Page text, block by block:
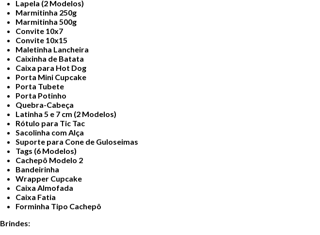
Lapela (2 Modelos)
Marmitinha 250g
Marmitinha 500g
Convite 10x7
Convite 10x15
Maletinha Lancheira
Caixinha de Batata
Caixa para Hot Dog
Porta Mini Cupcake
Porta Tubete
Porta Potinho
Quebra-Cabeça
Latinha 5 e 7 cm (2 Modelos)
Rótulo para Tic Tac
Sacolinha com Alça
Suporte para Cone de Guloseimas
Tags (6 Modelos)
Cachepô Modelo 2
Bandeirinha
Wrapper Cupcake
Caixa Almofada
Caixa Fatia
Forminha Tipo Cachepô
Brindes: